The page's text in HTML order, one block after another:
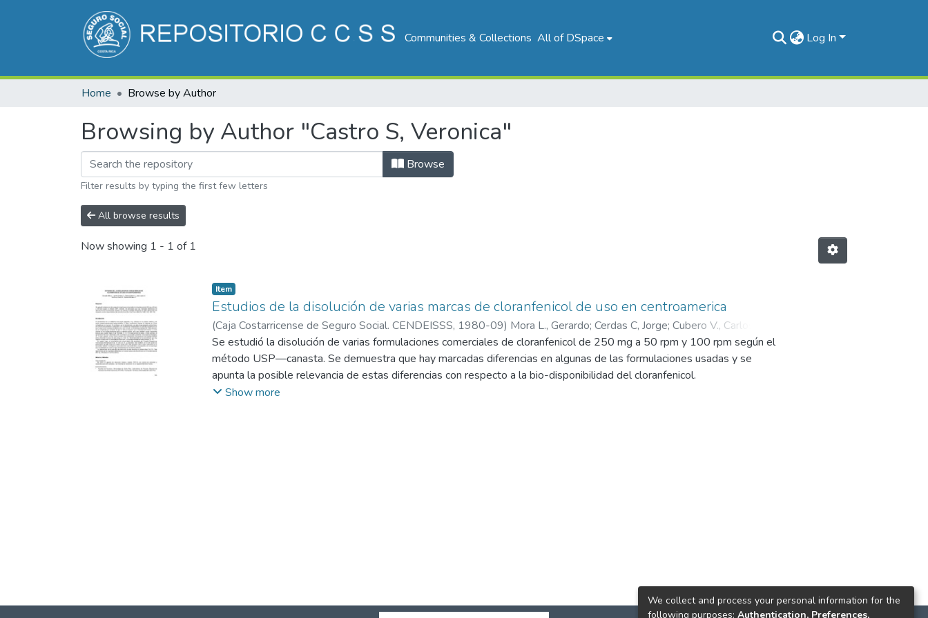
Communities & Collections All of DSpace Log In
Home Browse by Author
Browsing by Author "Castro S, Veronica"
Browse
Filter results by typing the first few letters
All browse results
Now showing 1 - 1 of 1
Item
Estudios de la disolución de varias marcas de cloranfenicol de uso en centroamerica
(Caja Costarricense de Seguro Social. CENDEISSS, 1980-09) Mora L., Gerardo; Cerdas C, Jorge; Cubero V., Carlos
López V., José;Castro S, Veronica ;Morales V, Sandra
Se estudió la disolución de varias formulaciones comerciales de cloranfenicol de 250 mg a 50 rpm y 100 rpm según el
método USP—canasta. Se demuestra que hay marcadas diferencias en algunas de las formulaciones usadas y se
apunta la posible relevancia de estas diferencias con respecto a la bio-disponibilidad del cloranfenicol.
Show more
We collect and process your personal information for the
following purposes: Authentication, Preferences,